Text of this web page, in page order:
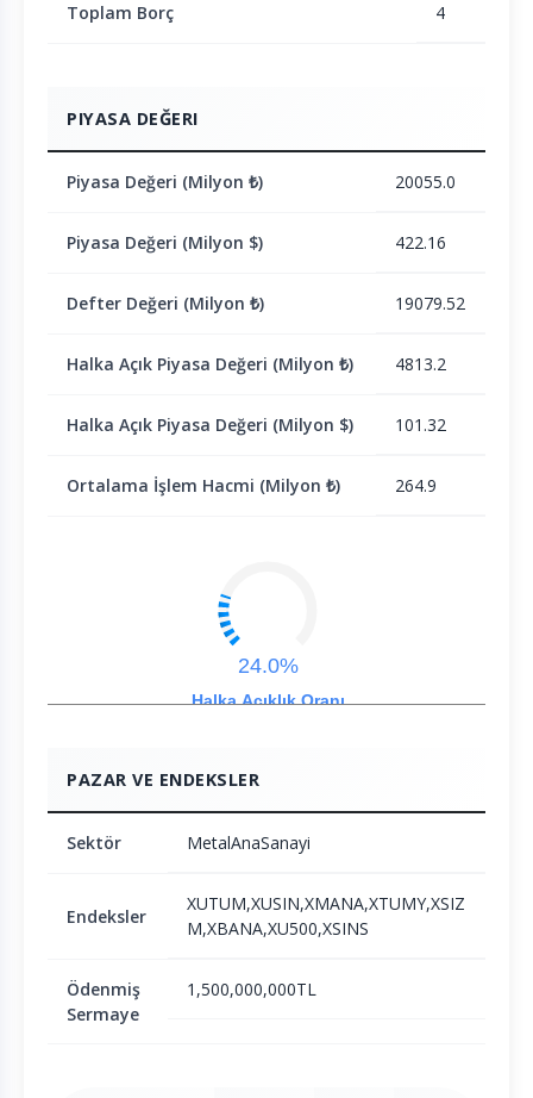
Toplam Borç
4
PIYASA DEĞERI
Piyasa Değeri (Milyon ₺) 20055.0
Piyasa Değeri (Milyon $) 422.16
Defter Değeri (Milyon ₺) 19079.52
Halka Açık Piyasa Değeri (Milyon ₺) 4813.2
Halka Açık Piyasa Değeri (Milyon $) 101.32
Ortalama İşlem Hacmi (Milyon ₺) 264.9
Halka Açıklık Oranı
24.0%
PAZAR VE ENDEKSLER
Sektör MetalAnaSanayi
Endeksler
XUTUM,XUSIN,XMANA,XTUMY,XSIZ
M,XBANA,XU500,XSINS
Ödenmiş
Sermaye
1,500,000,000TL